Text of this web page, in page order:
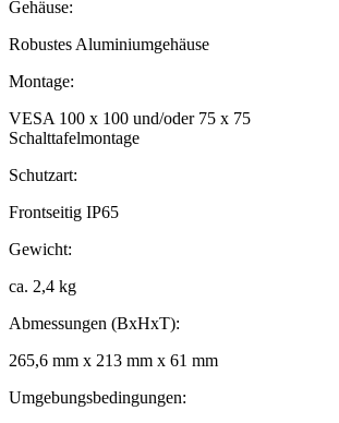
Gehäuse:
Robustes Aluminiumgehäuse
Montage:
VESA 100 x 100 und/oder 75 x 75
Schalttafelmontage
Schutzart:
Frontseitig IP65
Gewicht:
ca. 2,4 kg
Abmessungen (BxHxT):
265,6 mm x 213 mm x 61 mm
Umgebungsbedingungen: